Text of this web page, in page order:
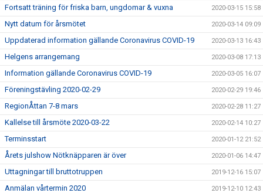
Fortsatt träning för friska barn, ungdomar & vuxna 2020-03-15 15:58
Nytt datum för årsmötet 2020-03-14 09:09
Uppdaterad information gällande Coronavirus COVID-19 2020-03-13 16:43
Helgens arrangemang 2020-03-08 17:13
Information gällande Coronavirus COVID-19 2020-03-05 16:07
Föreningstävling 2020-02-29 2020-02-29 19:46
RegionÅttan 7-8 mars 2020-02-28 11:27
Kallelse till årsmöte 2020-03-22 2020-02-14 10:27
Terminsstart 2020-01-12 21:52
Årets julshow Nötknäpparen är över 2020-01-06 14:47
Uttagningar till bruttotruppen 2019-12-16 15:07
Anmälan vårtermin 2020 2019-12-10 12:43